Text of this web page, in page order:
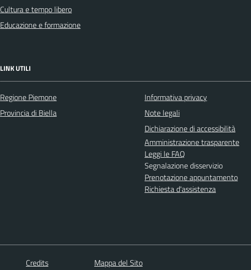
Cultura e tempo libero
Educazione e formazione
LINK UTILI
Regione Piemone
Provincia di Biella
Informativa privacy
Note legali
Dichiarazione di accessibilità
Amministrazione trasparente
Leggi le FAQ
Segnalazione disservizio
Prenotazione appuntamento
Richiesta d'assistenza
Credits Mappa del Sito